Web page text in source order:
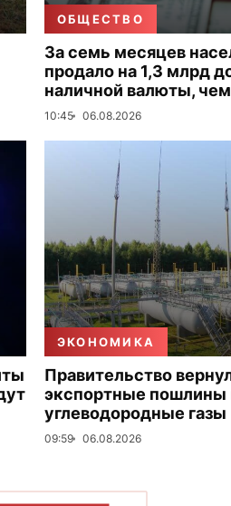
ОБЩЕСТВО
За семь месяцев
продало на 1,3 млрд
наличной валюты,
10:45 06.08.2026
ЭКОНОМИКА
Правительство
экспортные пошлины
углеводородные газы
09:59 06.08.2026